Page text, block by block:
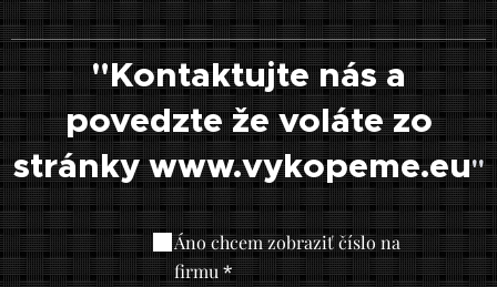
"Kontaktujte nás a
povedzte že voláte zo
stránky www.vykopeme.eu"
Áno chcem zobraziť číslo na
firmu